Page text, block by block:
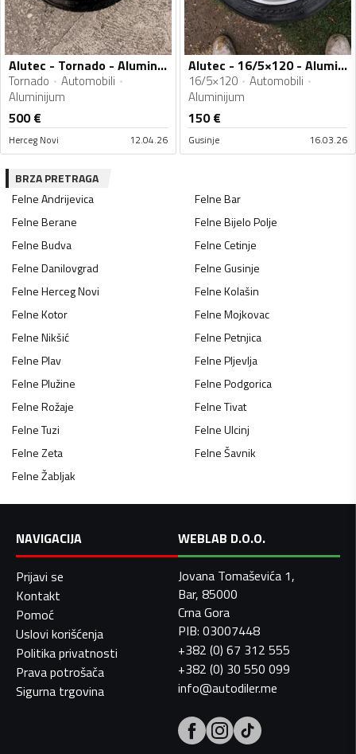
Alutec - Tornado - Aluminijum felne
Tornado
Automobili
Aluminijum
500€
Herceg Novi 12.04.26
Alutec - 16/5×120 - Aluminijum felne
16/5×120
Automobili
Aluminijum
150€
Gusinje 16.03.26
BRZA PRETRAGA
FelneAndrijevica FelneBar
FelneBerane FelneBijelo Polje
FelneBudva FelneCetinje
FelneDanilovgrad FelneGusinje
FelneHerceg Novi FelneKolašin
FelneKotor FelneMojkovac
FelneNikšić FelnePetnjica
FelnePlav FelnePljevlja
FelnePlužine FelnePodgorica
FelneRožaje FelneTivat
FelneTuzi FelneUlcinj
FelneZeta FelneŠavnik
FelneŽabljak
NAVIGACIJA
Prijavi se
Kontakt
Pomoć
Uslovi korišćenja
Politika privatnosti
Prava potrošača
Sigurna trgovina
WEBLAB D.O.O.
Jovana Tomaševića 1,
Bar, 85000
Crna Gora
PIB: 03007448
+382 (0) 67 312 555
+382 (0) 30 550 099
info@autodiler.me